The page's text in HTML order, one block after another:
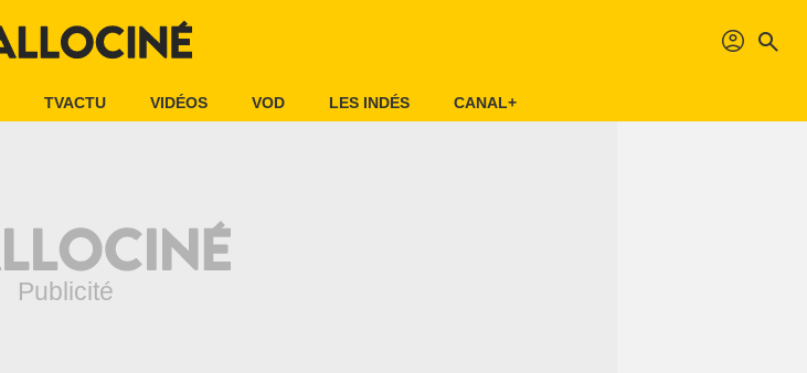
profil search
TVACTU VIDÉOS VOD LES INDÉS CANAL+